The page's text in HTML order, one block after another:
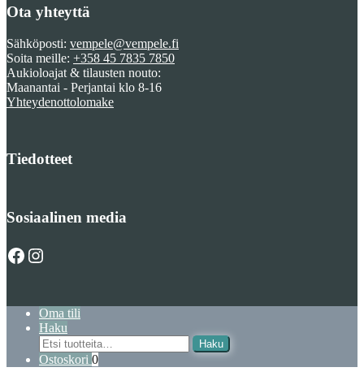
Ota yhteyttä
Sähköposti: vempele@vempele.fi
Soita meille: +358 45 7835 7850
Aukioloajat & tilausten nouto:
Maanantai - Perjantai klo 8-16
Yhteydenottolomake
Tiedotteet
Sosiaalinen media
Facebook
Instagram
Oma tili
Haku
Etsi
Haku
Ostoskori 0